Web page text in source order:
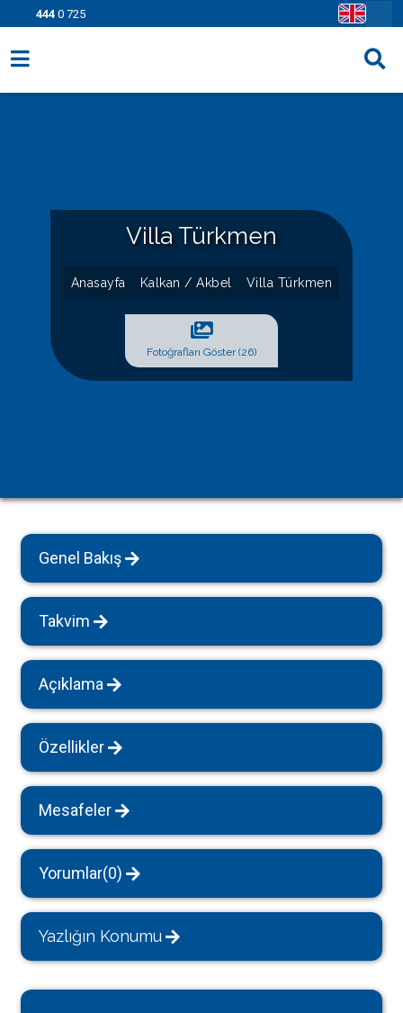
444 0 725
Villa Türkmen
Anasayfa Kalkan / Akbel Villa Türkmen
Fotoğrafları Göster (26)
Genel Bakış
Takvim
Açıklama
Özellikler
Mesafeler
Yorumlar(0)
Yazlığın Konumu